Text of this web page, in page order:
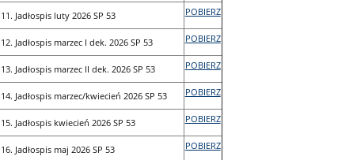
11. Jadłospis luty 2026 SP 53 POBIERZ
12. Jadłospis marzec I dek. 2026 SP 53 POBIERZ
13. Jadłospis marzec II dek. 2026 SP 53 POBIERZ
14. Jadłospis marzec/kwiecień 2026 SP 53 POBIERZ
15. Jadłospis kwiecień 2026 SP 53 POBIERZ
16. Jadłospis maj 2026 SP 53 POBIERZ